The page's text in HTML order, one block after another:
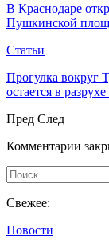
В Краснодаре
Пушкинской
Статьи
Прогулка вокруг
остается в
Пред След
Комментарии
Свежее:
Новости